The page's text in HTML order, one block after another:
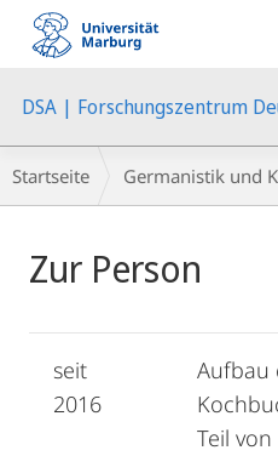
Mobile-
Navigation
DSA | Forschungszentrum
Breadcrumb-
Navigation
Startseite Germanistik und
Zur Person
seit
2016
Aufbau
Teil